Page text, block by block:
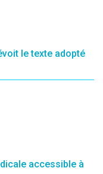
le texte adopté
accessible à